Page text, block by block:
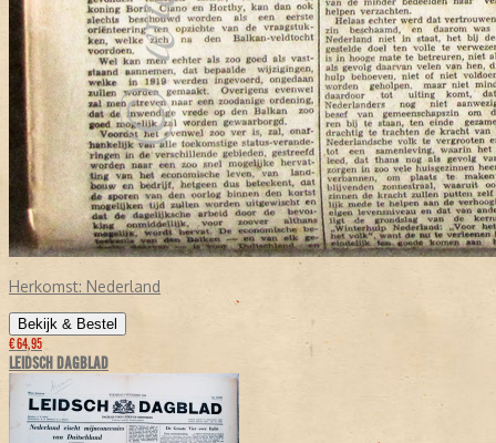
Herkomst: Nederland
Bekijk & Bestel
€ 64,95
LEIDSCH DAGBLAD